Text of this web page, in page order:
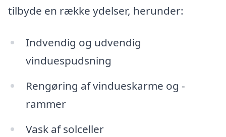
tilbyde en række ydelser, herunder:
Indvendig og udvendig
vinduespudsning
Rengøring af vindueskarme og -
rammer
Vask af solceller